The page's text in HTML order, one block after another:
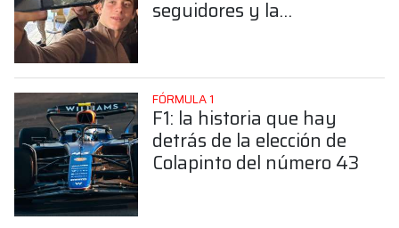
seguidores y la
FÓRMULA 1
F1: la historia que hay
detrás de la elección de
Colapinto del número 43